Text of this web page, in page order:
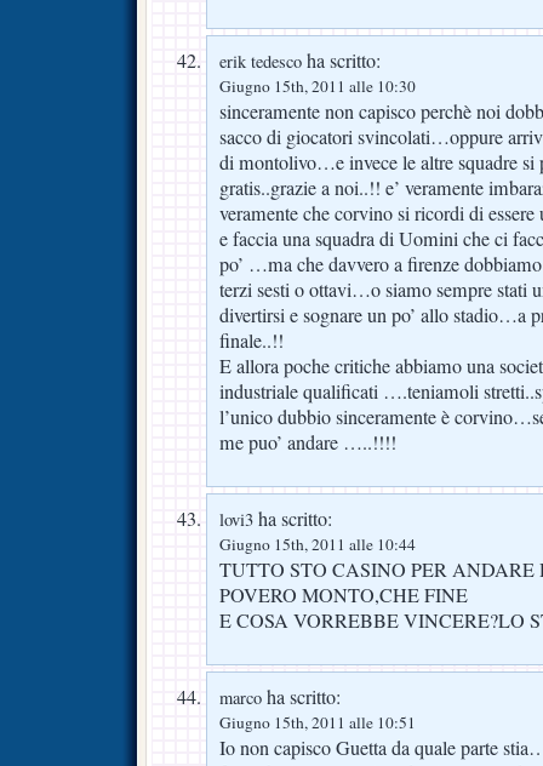
erik tedesco ha scritto:
Giugno 15th, 2011 alle 10:30
sinceramente non capisco perchè noi
sacco di giocatori svincolati…oppure
di montolivo…e invece le altre squadre si
gratis..grazie a noi..!! e’ veramente
veramente che corvino si ricordi di
e faccia una squadra di Uomini che ci
po’ …ma che davvero a firenze
terzi sesti o ottavi…o siamo sempre stati
divertirsi e sognare un po’ allo stadio…a
finale..!!
E allora poche critiche abbiamo una
industriale qualificati ….teniamoli
l’unico dubbio sinceramente è
me puo’ andare …..!!!!
lovi3 ha scritto:
Giugno 15th, 2011 alle 10:44
TUTTO STO CASINO PER
POVERO MONTO,CHE FINE
E COSA VORREBBE VINCERE?LO
marco ha scritto:
Giugno 15th, 2011 alle 10:51
Io non capisco Guetta da quale parte